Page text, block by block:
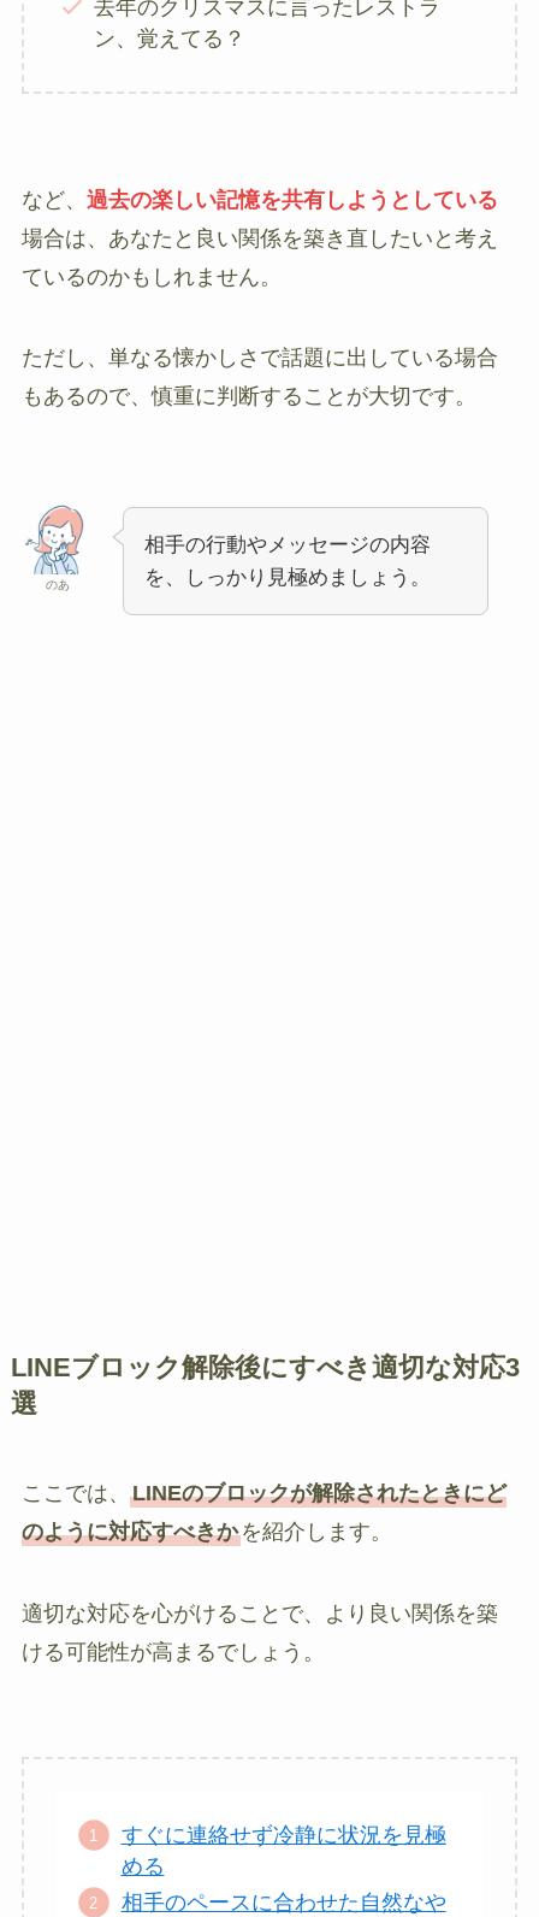
去年のクリスマスに言ったレストラ
ン、覚えてる？
など、 過去の楽しい記憶を共有しようとしている
場合は、あなたと良い関係を築き直したいと考え
ているのかもしれません。
ただし、単なる懐かしさで話題に出している場合
もあるので、慎重に判断することが大切です。
のあ
相手の行動やメッセージの内容
を、しっかり見極めましょう。
LINEブロック解除後にすべき適切な対応3
選
ここでは、 LINEのブロックが解除されたときにど
のように対応すべきかを紹介します。
適切な対応を心がけることで、より良い関係を築
ける可能性が高まるでしょう。
すぐに連絡せず冷静に状況を見極
める
相手のペースに合わせた自然なや